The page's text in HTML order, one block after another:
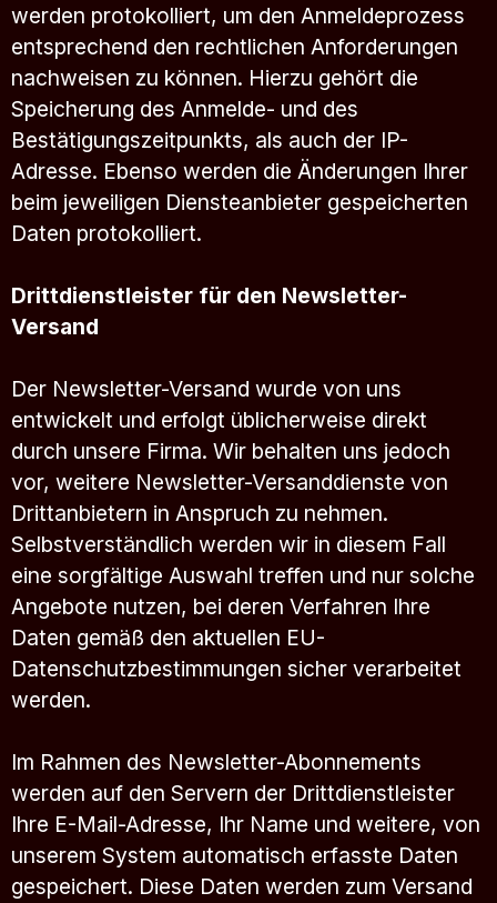
werden protokolliert, um den Anmeldeprozess
entsprechend den rechtlichen Anforderungen
nachweisen zu können. Hierzu gehört die
Speicherung des Anmelde- und des
Bestätigungszeitpunkts, als auch der IP-
Adresse. Ebenso werden die Änderungen Ihrer
beim jeweiligen Diensteanbieter gespeicherten
Daten protokolliert.
Drittdienstleister für den Newsletter-
Versand
Der Newsletter-Versand wurde von uns
entwickelt und erfolgt üblicherweise direkt
durch unsere Firma. Wir behalten uns jedoch
vor, weitere Newsletter-Versanddienste von
Drittanbietern in Anspruch zu nehmen.
Selbstverständlich werden wir in diesem Fall
eine sorgfältige Auswahl treffen und nur solche
Angebote nutzen, bei deren Verfahren Ihre
Daten gemäß den aktuellen EU-
Datenschutzbestimmungen sicher verarbeitet
werden.
Im Rahmen des Newsletter-Abonnements
werden auf den Servern der Drittdienstleister
Ihre E-Mail-Adresse, Ihr Name und weitere, von
unserem System automatisch erfasste Daten
gespeichert. Diese Daten werden zum Versand